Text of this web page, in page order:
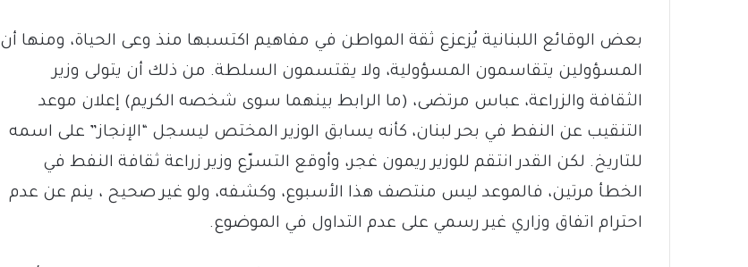
بعض الوقائع اللبنانية يُزعزع ثقة المواطن في مفاهيم اكتسبها منذ وعى الحياة، ومنها أن
المسؤولين يتقاسمون المسؤولية، ولا يقتسمون السلطة. من ذلك أن يتولى وزير
الثقافة والزراعة، عباس مرتضى، (ما الرابط بينهما سوى شخصه الكريم) إعلان موعد
التنقيب عن النفط في بحر لبنان، كأنه يسابق الوزير المختص ليسجل “الإنجاز” على اسمه
للتاريخ. لكن القدر انتقم للوزير ريمون غجر، وأوقع التسرّع وزير زراعة ثقافة النفط في
الخطأ مرتين، فالموعد ليس منتصف هذا الأسبوع، وكشفه، ولو غير صحيح ، ينم عن عدم
احترام اتفاق وزاري غير رسمي على عدم التداول في الموضوع.